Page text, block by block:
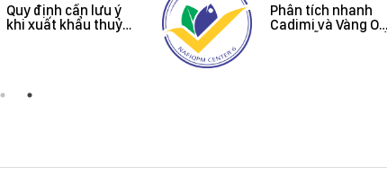
Quy định cần lưu ý
khi xuất khẩu thuỷ
Phân tích nhanh
Cadimi và Vàng O